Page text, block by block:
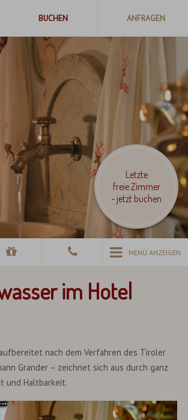
Letzte
freie Zimmer
- jetzt buchen
MENÜ ANZEIGEN
im Hotel
nach dem Verfahren des Tiroler
Grander – zeichnet sich aus durch ganz
und Haltbarkeit.